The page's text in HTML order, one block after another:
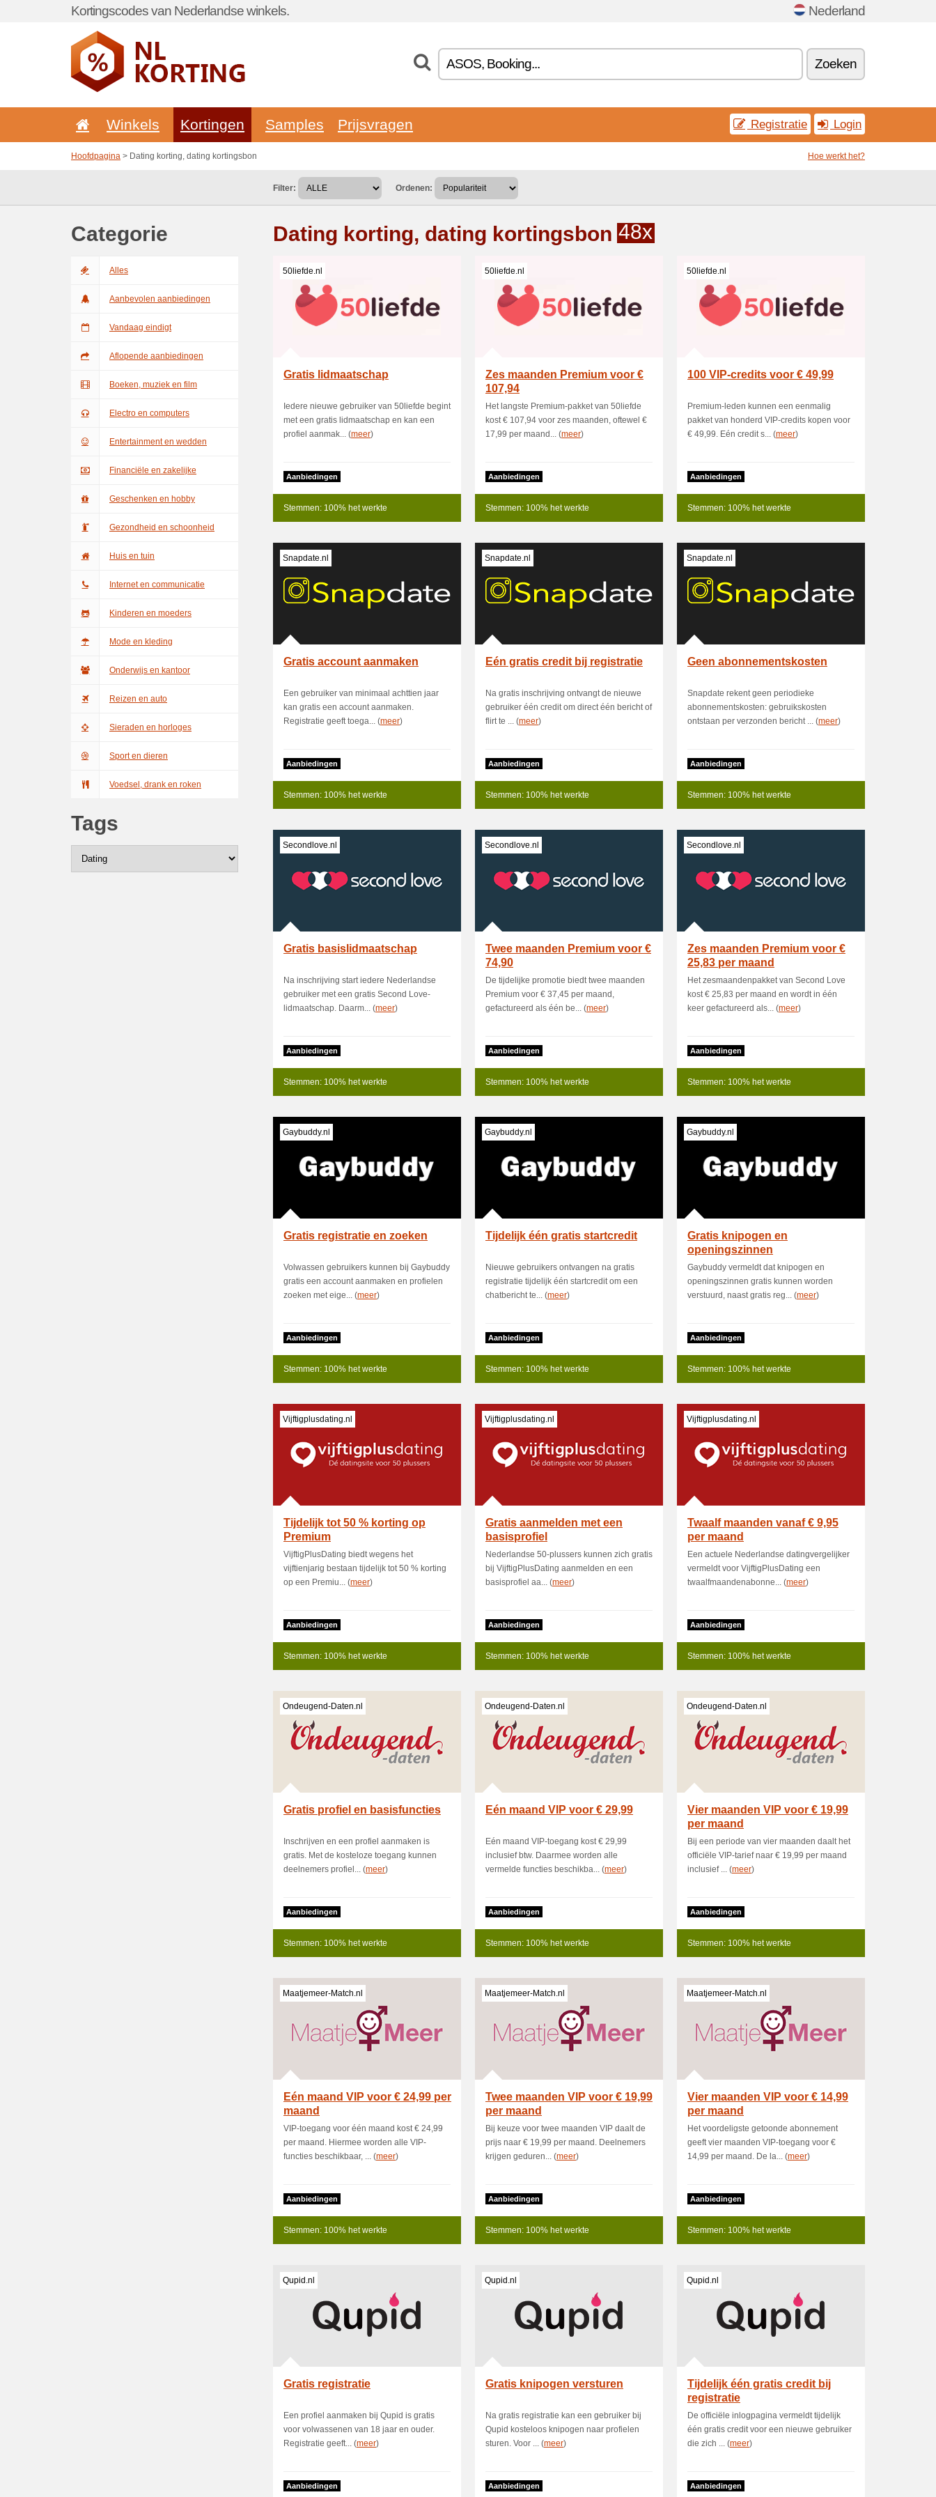
Kortingscodes van Nederlandse winkels. Nederland
Zoeken
Winkels Kortingen Samples Prijsvragen Registratie Login
Hoofdpagina > Dating korting, dating kortingsbon Hoe werkt het?
Filter: Ordenen:
Categorie
Alles
Aanbevolen aanbiedingen
Vandaag eindigt
Aflopende aanbiedingen
Boeken, muziek en film
Electro en computers
Entertainment en wedden
Financiële en zakelijke
Geschenken en hobby
Gezondheid en schoonheid
Huis en tuin
Internet en communicatie
Kinderen en moeders
Mode en kleding
Onderwijs en kantoor
Reizen en auto
Sieraden en horloges
Sport en dieren
Voedsel, drank en roken
Tags
Dating korting, dating kortingsbon 48x
50liefde.nl
Gratis lidmaatschap
Iedere nieuwe gebruiker van 50liefde begint
met een gratis lidmaatschap en kan een
profiel aanmak... (meer)
Aanbiedingen
Stemmen: 100% het werkte
50liefde.nl
Zes maanden Premium voor €
107,94
Het langste Premium-pakket van 50liefde
kost € 107,94 voor zes maanden, oftewel €
17,99 per maand... (meer)
Aanbiedingen
Stemmen: 100% het werkte
50liefde.nl
100 VIP-credits voor € 49,99
Premium-leden kunnen een eenmalig
pakket van honderd VIP-credits kopen voor
€ 49,99. Eén credit s... (meer)
Aanbiedingen
Stemmen: 100% het werkte
Snapdate.nl
Gratis account aanmaken
Een gebruiker van minimaal achttien jaar
kan gratis een account aanmaken.
Registratie geeft toega... (meer)
Aanbiedingen
Stemmen: 100% het werkte
Snapdate.nl
Eén gratis credit bij registratie
Na gratis inschrijving ontvangt de nieuwe
gebruiker één credit om direct één bericht of
flirt te ... (meer)
Aanbiedingen
Stemmen: 100% het werkte
Snapdate.nl
Geen abonnementskosten
Snapdate rekent geen periodieke
abonnementskosten: gebruikskosten
ontstaan per verzonden bericht ... (meer)
Aanbiedingen
Stemmen: 100% het werkte
Secondlove.nl
Gratis basislidmaatschap
Na inschrijving start iedere Nederlandse
gebruiker met een gratis Second Love-
lidmaatschap. Daarm... (meer)
Aanbiedingen
Stemmen: 100% het werkte
Secondlove.nl
Twee maanden Premium voor €
74,90
De tijdelijke promotie biedt twee maanden
Premium voor € 37,45 per maand,
gefactureerd als één be... (meer)
Aanbiedingen
Stemmen: 100% het werkte
Secondlove.nl
Zes maanden Premium voor €
25,83 per maand
Het zesmaandenpakket van Second Love
kost € 25,83 per maand en wordt in één
keer gefactureerd als... (meer)
Aanbiedingen
Stemmen: 100% het werkte
Gaybuddy.nl
Gratis registratie en zoeken
Volwassen gebruikers kunnen bij Gaybuddy
gratis een account aanmaken en profielen
zoeken met eige... (meer)
Aanbiedingen
Stemmen: 100% het werkte
Gaybuddy.nl
Tijdelijk één gratis startcredit
Nieuwe gebruikers ontvangen na gratis
registratie tijdelijk één startcredit om een
chatbericht te... (meer)
Aanbiedingen
Stemmen: 100% het werkte
Gaybuddy.nl
Gratis knipogen en
openingszinnen
Gaybuddy vermeldt dat knipogen en
openingszinnen gratis kunnen worden
verstuurd, naast gratis reg... (meer)
Aanbiedingen
Stemmen: 100% het werkte
Vijftigplusdating.nl
Tijdelijk tot 50 % korting op
Premium
VijftigPlusDating biedt wegens het
vijftienjarig bestaan tijdelijk tot 50 % korting
op een Premiu... (meer)
Aanbiedingen
Stemmen: 100% het werkte
Vijftigplusdating.nl
Gratis aanmelden met een
basisprofiel
Nederlandse 50-plussers kunnen zich gratis
bij VijftigPlusDating aanmelden en een
basisprofiel aa... (meer)
Aanbiedingen
Stemmen: 100% het werkte
Vijftigplusdating.nl
Twaalf maanden vanaf € 9,95
per maand
Een actuele Nederlandse datingvergelijker
vermeldt voor VijftigPlusDating een
twaalfmaandenabonne... (meer)
Aanbiedingen
Stemmen: 100% het werkte
Ondeugend-Daten.nl
Gratis profiel en basisfuncties
Inschrijven en een profiel aanmaken is
gratis. Met de kosteloze toegang kunnen
deelnemers profiel... (meer)
Aanbiedingen
Stemmen: 100% het werkte
Ondeugend-Daten.nl
Eén maand VIP voor € 29,99
Eén maand VIP-toegang kost € 29,99
inclusief btw. Daarmee worden alle
vermelde functies beschikba... (meer)
Aanbiedingen
Stemmen: 100% het werkte
Ondeugend-Daten.nl
Vier maanden VIP voor € 19,99
per maand
Bij een periode van vier maanden daalt het
officiële VIP-tarief naar € 19,99 per maand
inclusief ... (meer)
Aanbiedingen
Stemmen: 100% het werkte
Maatjemeer-Match.nl
Eén maand VIP voor € 24,99 per
maand
VIP-toegang voor één maand kost € 24,99
per maand. Hiermee worden alle VIP-
functies beschikbaar, ... (meer)
Aanbiedingen
Stemmen: 100% het werkte
Maatjemeer-Match.nl
Twee maanden VIP voor € 19,99
per maand
Bij keuze voor twee maanden VIP daalt de
prijs naar € 19,99 per maand. Deelnemers
krijgen geduren... (meer)
Aanbiedingen
Stemmen: 100% het werkte
Maatjemeer-Match.nl
Vier maanden VIP voor € 14,99
per maand
Het voordeligste getoonde abonnement
geeft vier maanden VIP-toegang voor €
14,99 per maand. De la... (meer)
Aanbiedingen
Stemmen: 100% het werkte
Qupid.nl
Gratis registratie
Een profiel aanmaken bij Qupid is gratis
voor volwassenen van 18 jaar en ouder.
Registratie geeft... (meer)
Aanbiedingen
Qupid.nl
Gratis knipogen versturen
Na gratis registratie kan een gebruiker bij
Qupid kosteloos knipogen naar profielen
sturen. Voor ... (meer)
Aanbiedingen
Qupid.nl
Tijdelijk één gratis credit bij
registratie
De officiële inlogpagina vermeldt tijdelijk
één gratis credit voor een nieuwe gebruiker
die zich ... (meer)
Aanbiedingen